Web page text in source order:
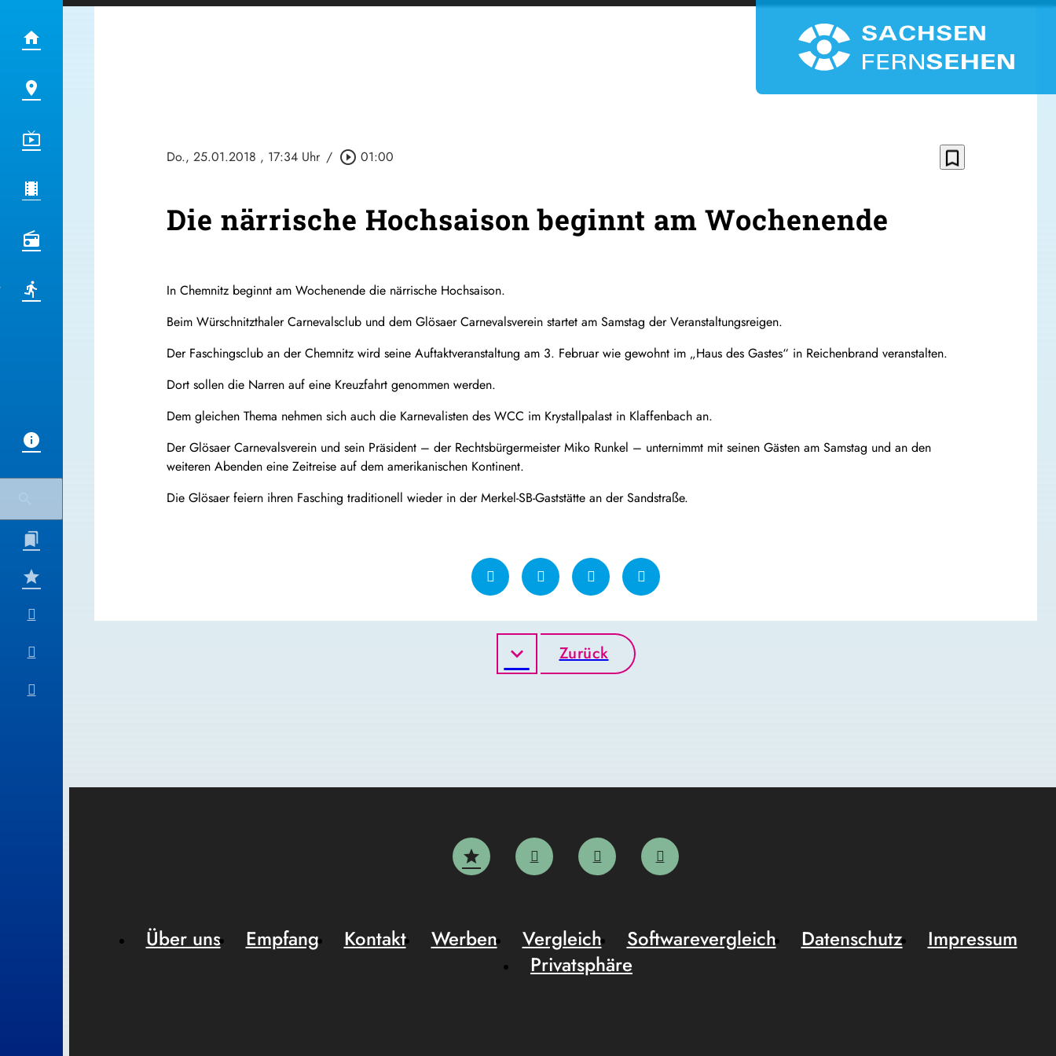
Do., 25.01.2018 , 17:34 Uhr / play_circle_outline 01:00 bookmark_border
Die närrische Hochsaison beginnt am Wochenende
In Chemnitz beginnt am Wochenende die närrische Hochsaison.
Beim Würschnitzthaler Carnevalsclub und dem Glösaer Carnevalsverein startet am Samstag der Veranstaltungsreigen.
Der Faschingsclub an der Chemnitz wird seine Auftaktveranstaltung am 3. Februar wie gewohnt im „Haus des Gastes“ in Reichenbrand veranstalten.
Dort sollen die Narren auf eine Kreuzfahrt genommen werden.
Dem gleichen Thema nehmen sich auch die Karnevalisten des WCC im Krystallpalast in Klaffenbach an.
Der Glösaer Carnevalsverein und sein Präsident – der Rechtsbürgermeister Miko Runkel – unternimmt mit seinen Gästen am Samstag und an den
weiteren Abenden eine Zeitreise auf dem amerikanischen Kontinent.
Die Glösaer feiern ihren Fasching traditionell wieder in der Merkel-SB-Gaststätte an der Sandstraße.
Zurück
Über uns Empfang Kontakt Werben Vergleich Softwarevergleich Datenschutz
Impressum
Privatsphäre